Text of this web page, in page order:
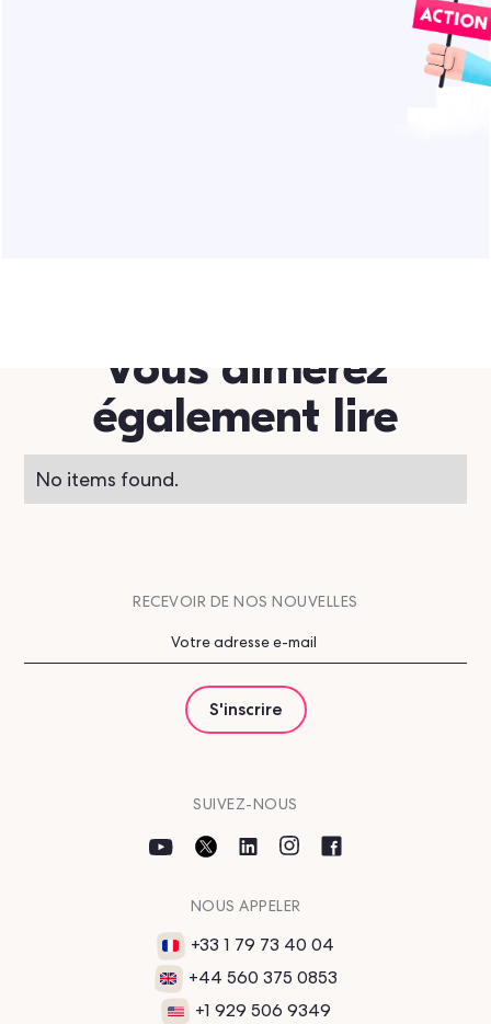
Vous aimerez
également lire
No items found.
SUIVEZ-NOUS
NOUS APPELER
+33 1 79 73 40 04
+44 560 375 0853
+1 929 506 9349
RECEVOIR DE NOS NOUVELLES